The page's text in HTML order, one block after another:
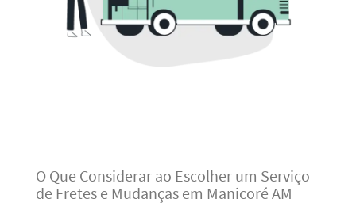
O Que Considerar ao Escolher um Serviço
de Fretes e Mudanças em Manicoré AM